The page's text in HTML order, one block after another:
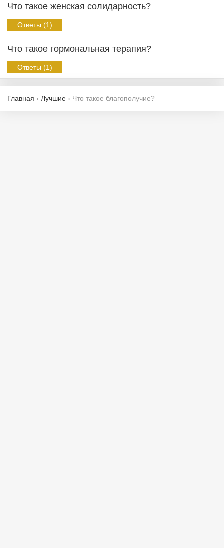
Что такое женская солидарность?
Ответы (1)
Что такое гормональная терапия?
Ответы (1)
Главная › Лучшие › Что такое благополучие?